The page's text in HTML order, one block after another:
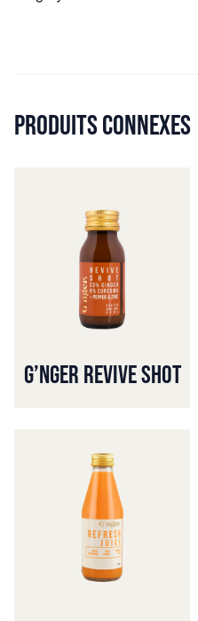
PRODUITS CONNEXES
G’NGER REVIVE SHOT